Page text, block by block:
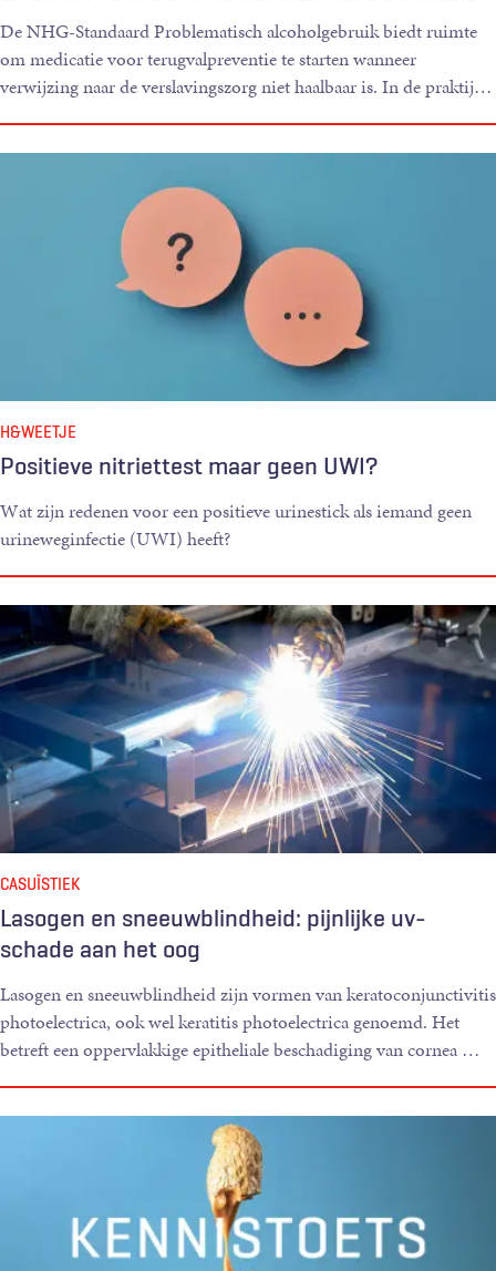
De NHG-Standaard Problematisch alcoholgebruik biedt ruimte
om medicatie voor terugvalpreventie te starten wanneer
verwijzing naar de verslavingszorg niet haalbaar is. In de praktij…
Positieve nitriettest maar geen UWI?
H&WEETJE
Wat zijn redenen voor een positieve urinestick als iemand geen
urineweginfectie (UWI) heeft?
Lasogen en sneeuwblindheid: pijnlijke uv-
schade aan het oog
CASUÏSTIEK
Lasogen en sneeuwblindheid zijn vormen van keratoconjunctivitis
photoelectrica, ook wel keratitis photoelectrica genoemd. Het
betreft een oppervlakkige epitheliale beschadiging van cornea …